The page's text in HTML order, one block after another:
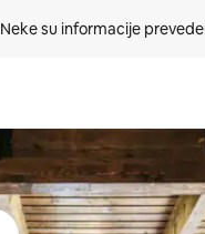
Neke su informacije